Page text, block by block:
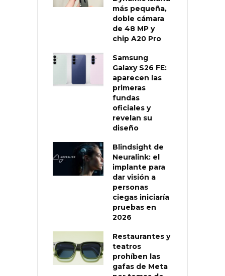
más pequeña,
doble cámara
de 48 MP y
chip A20 Pro
Samsung
Galaxy S26 FE:
aparecen las
primeras
fundas
oficiales y
revelan su
diseño
Blindsight de
Neuralink: el
implante para
dar visión a
personas
ciegas iniciaría
pruebas en
2026
Restaurantes y
teatros
prohíben las
gafas de Meta